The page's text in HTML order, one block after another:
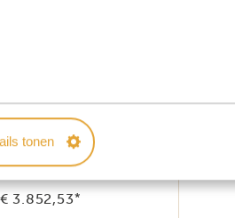
tonen
JULI,
2 personen
€ 3.852,53*